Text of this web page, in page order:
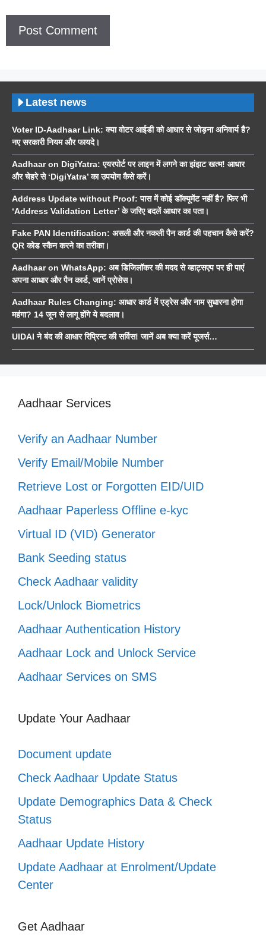
Latest news
Voter ID-Aadhaar Link: क्या वोटर आईडी को आधार से जोड़ना अनिवार्य है?
नए सरकारी नियम और फायदे।
Aadhaar on DigiYatra: एयरपोर्ट पर लाइन में लगने का झंझट खत्म! आधार
और चेहरे से ‘DigiYatra’ का उपयोग कैसे करें।
Address Update without Proof: पास में कोई डॉक्यूमेंट नहीं है? फिर भी
‘Address Validation Letter’ के जरिए बदलें आधार का पता।
Fake PAN Identification: असली और नकली पैन कार्ड की पहचान कैसे करें?
QR कोड स्कैन करने का तरीका।
Aadhaar on WhatsApp: अब डिजिलॉकर की मदद से व्हाट्सएप पर ही पाएं
अपना आधार और पैन कार्ड, जानें प्रोसेस।
Aadhaar Rules Changing: आधार कार्ड में एड्रेस और नाम सुधारना होगा
महंगा? 14 जून से लागू होंगे ये बदलाव।
UIDAI ने बंद की आधार रिप्रिन्ट की सर्विस! जानें अब क्या करें यूजर्स…
Aadhaar Services
Verify an Aadhaar Number
Verify Email/Mobile Number
Retrieve Lost or Forgotten EID/UID
Aadhaar Paperless Offline e-kyc
Virtual ID (VID) Generator
Bank Seeding status
Check Aadhaar validity
Lock/Unlock Biometrics
Aadhaar Authentication History
Aadhaar Lock and Unlock Service
Aadhaar Services on SMS
Update Your Aadhaar
Document update
Check Aadhaar Update Status
Update Demographics Data & Check
Status
Aadhaar Update History
Update Aadhaar at Enrolment/Update
Center
Get Aadhaar